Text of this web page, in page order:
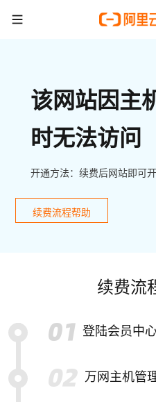
该网站因主
时无法访问
开通方法：续费后网站即可
续费流程帮助
续费流
登陆会员中
万网主机管